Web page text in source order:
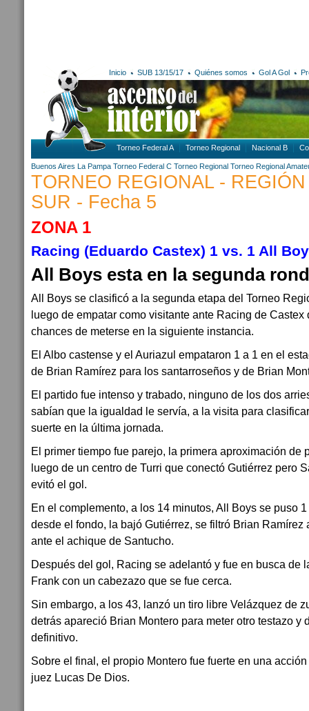
Inicio SUB 13/15/17 Quiénes somos Gol A Gol
Torneo Federal A Torneo Regional Nacional B
Buenos Aires La Pampa Torneo Federal C Torneo Regional Torneo Regional
TORNEO REGIONAL -
SUR - Fecha 5
ZONA 1
Racing (Eduardo Castex) 1 vs. 1 All
All Boys esta en la segunda
All Boys se clasificó a la segunda etapa del Torneo
luego de empatar como visitante ante Racing de
chances de meterse en la siguiente instancia.
El Albo castense y el Auriazul empataron 1 a 1 en el
de Brian Ramírez para los santarroseños y de Brian
El partido fue intenso y trabado, ninguno de los dos
sabían que la igualdad le servía, a la visita para
suerte en la última jornada.
El primer tiempo fue parejo, la primera aproximación de
luego de un centro de Turri que conectó Gutiérrez pero
evitó el gol.
En el complemento, a los 14 minutos, All Boys se puso
desde el fondo, la bajó Gutiérrez, se filtró Brian Ramírez
ante el achique de Santucho.
Después del gol, Racing se adelantó y fue en busca de
Frank con un cabezazo que se fue cerca.
Sin embargo, a los 43, lanzó un tiro libre Velázquez de
detrás apareció Brian Montero para meter otro testazo y
definitivo.
Sobre el final, el propio Montero fue fuerte en una
juez Lucas De Dios.